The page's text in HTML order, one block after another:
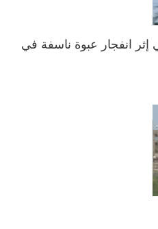
إثر انفجار عبوة ناسفة في